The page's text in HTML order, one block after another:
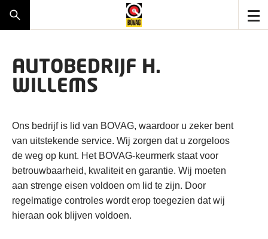
AUTOBEDRIJF H.
WILLEMS
Ons bedrijf is lid van BOVAG, waardoor u zeker bent
van uitstekende service. Wij zorgen dat u zorgeloos
de weg op kunt. Het BOVAG-keurmerk staat voor
betrouwbaarheid, kwaliteit en garantie. Wij moeten
aan strenge eisen voldoen om lid te zijn. Door
regelmatige controles wordt erop toegezien dat wij
hieraan ook blijven voldoen.